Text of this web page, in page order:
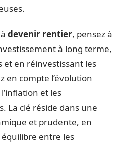
devenir rentier, pensez à
à long terme,
et en réinvestissant les
en compte l’évolution
et les
La clé réside dans une
et prudente, en
entre les